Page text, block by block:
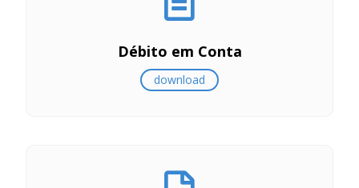
Débito em Conta
download